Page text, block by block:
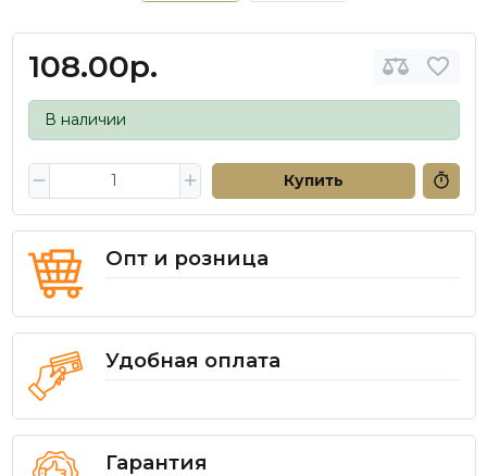
108.00р.
В наличии
Купить
Опт и розница
Удобная оплата
Гарантия